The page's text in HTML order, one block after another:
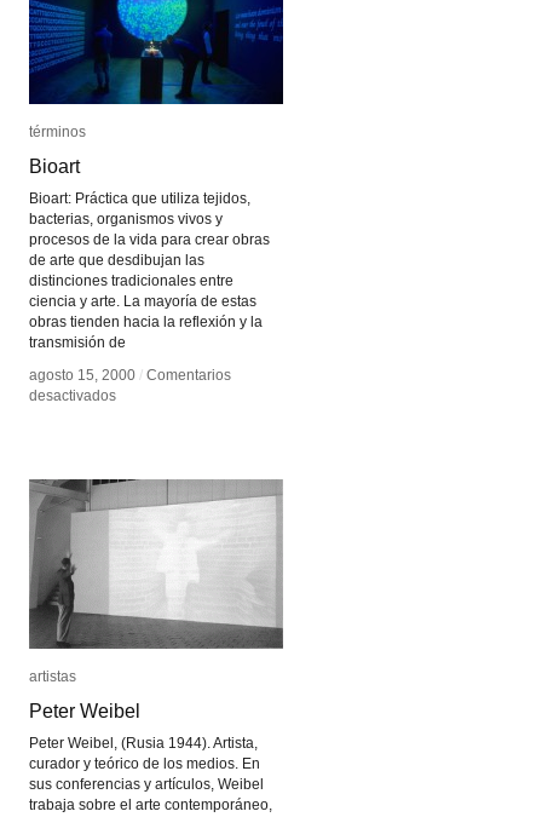
términos
Bioart
Bioart: Práctica que utiliza tejidos,
bacterias, organismos vivos y
procesos de la vida para crear obras
de arte que desdibujan las
distinciones tradicionales entre
ciencia y arte. La mayoría de estas
obras tienden hacia la reflexión y la
transmisión de
agosto 15, 2000 / Comentarios
desactivadosen
términos
Bioart
agosto 15, 2000 / Comentarios
desactivadosen
artistas
Peter Weibel
Peter Weibel, (Rusia 1944). Artista,
curador y teórico de los medios. En
sus conferencias y artículos, Weibel
trabaja sobre el arte contemporáneo,
artistas
Peter Weibel